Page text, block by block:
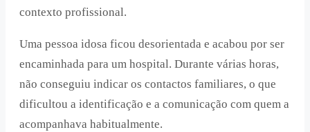
contexto profissional.
Uma pessoa idosa ficou desorientada e acabou por ser
encaminhada para um hospital. Durante várias horas,
não conseguiu indicar os contactos familiares, o que
dificultou a identificação e a comunicação com quem a
acompanhava habitualmente.